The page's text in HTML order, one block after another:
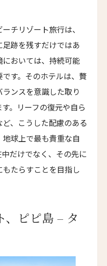
サ・ヘイ
パーニュ・ティエノー
7人
8人
9人
10人
11人
12人
チリゾート旅行は、
跡を残すだけではあ
おいては、持続可能
す。そのホテルは、贅
ンスを意識した取り
。リーフの復元や自ら
、こうした配慮のある
球上で最も貴重な自
だけでなく、その先に
たらすことを目指し
、ピピ島 – タ